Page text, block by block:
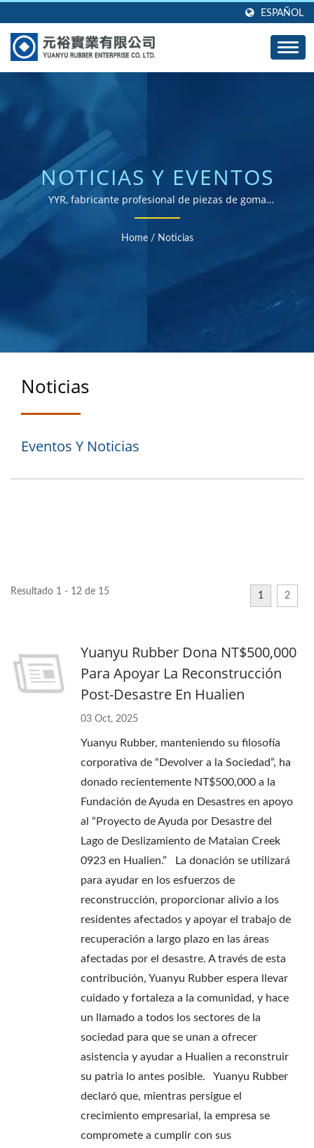
ESPAÑOL
NOTICIAS Y EVENTOS
YYR, fabricante profesional de piezas de goma
moldeadas a medida.
Home / Noticias
Noticias
Eventos Y Noticias
Resultado 1 - 12 de 15 1 2
Yuanyu Rubber Dona NT$500,000
Para Apoyar La Reconstrucción
Post-Desastre En Hualien
03 Oct, 2025
Yuanyu Rubber, manteniendo su filosofía
corporativa de “Devolver a la Sociedad”, ha
donado recientemente NT$500,000 a la
Fundación de Ayuda en Desastres en apoyo
al “Proyecto de Ayuda por Desastre del
Lago de Deslizamiento de Mataian Creek
0923 en Hualien.” La donación se utilizará
para ayudar en los esfuerzos de
reconstrucción, proporcionar alivio a los
residentes afectados y apoyar el trabajo de
recuperación a largo plazo en las áreas
afectadas por el desastre. A través de esta
contribución, Yuanyu Rubber espera llevar
cuidado y fortaleza a la comunidad, y hace
un llamado a todos los sectores de la
sociedad para que se unan a ofrecer
asistencia y ayudar a Hualien a reconstruir
su patria lo antes posible. Yuanyu Rubber
declaró que, mientras persigue el
crecimiento empresarial, la empresa se
compromete a cumplir con sus